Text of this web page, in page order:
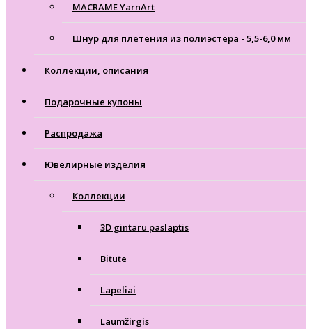
MACRAME YarnArt
Шнур для плетения из полиэстера - 5,5-6,0 мм
Коллекции, описания
Подарочные купоны
Распродажа
Ювелирные изделия
Коллекции
3D gintaru paslaptis
Bitute
Lapeliai
Laumžirgis